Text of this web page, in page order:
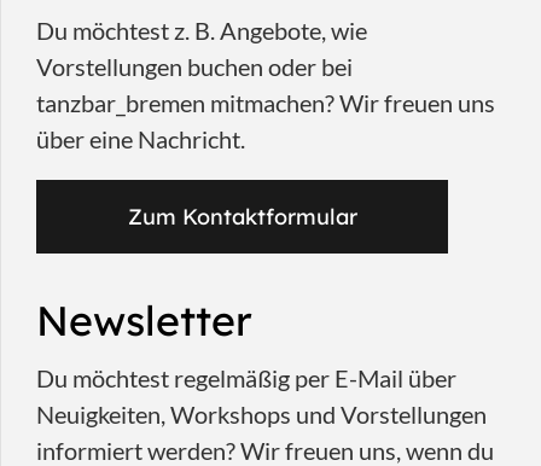
Du möchtest z. B. Angebote, wie
Vorstellungen buchen oder bei
tanzbar_bremen mitmachen? Wir freuen uns
über eine Nachricht.
Zum Kontaktformular
Newsletter
Du möchtest regelmäßig per E-Mail über
Neuigkeiten, Workshops und Vorstellungen
informiert werden? Wir freuen uns, wenn du